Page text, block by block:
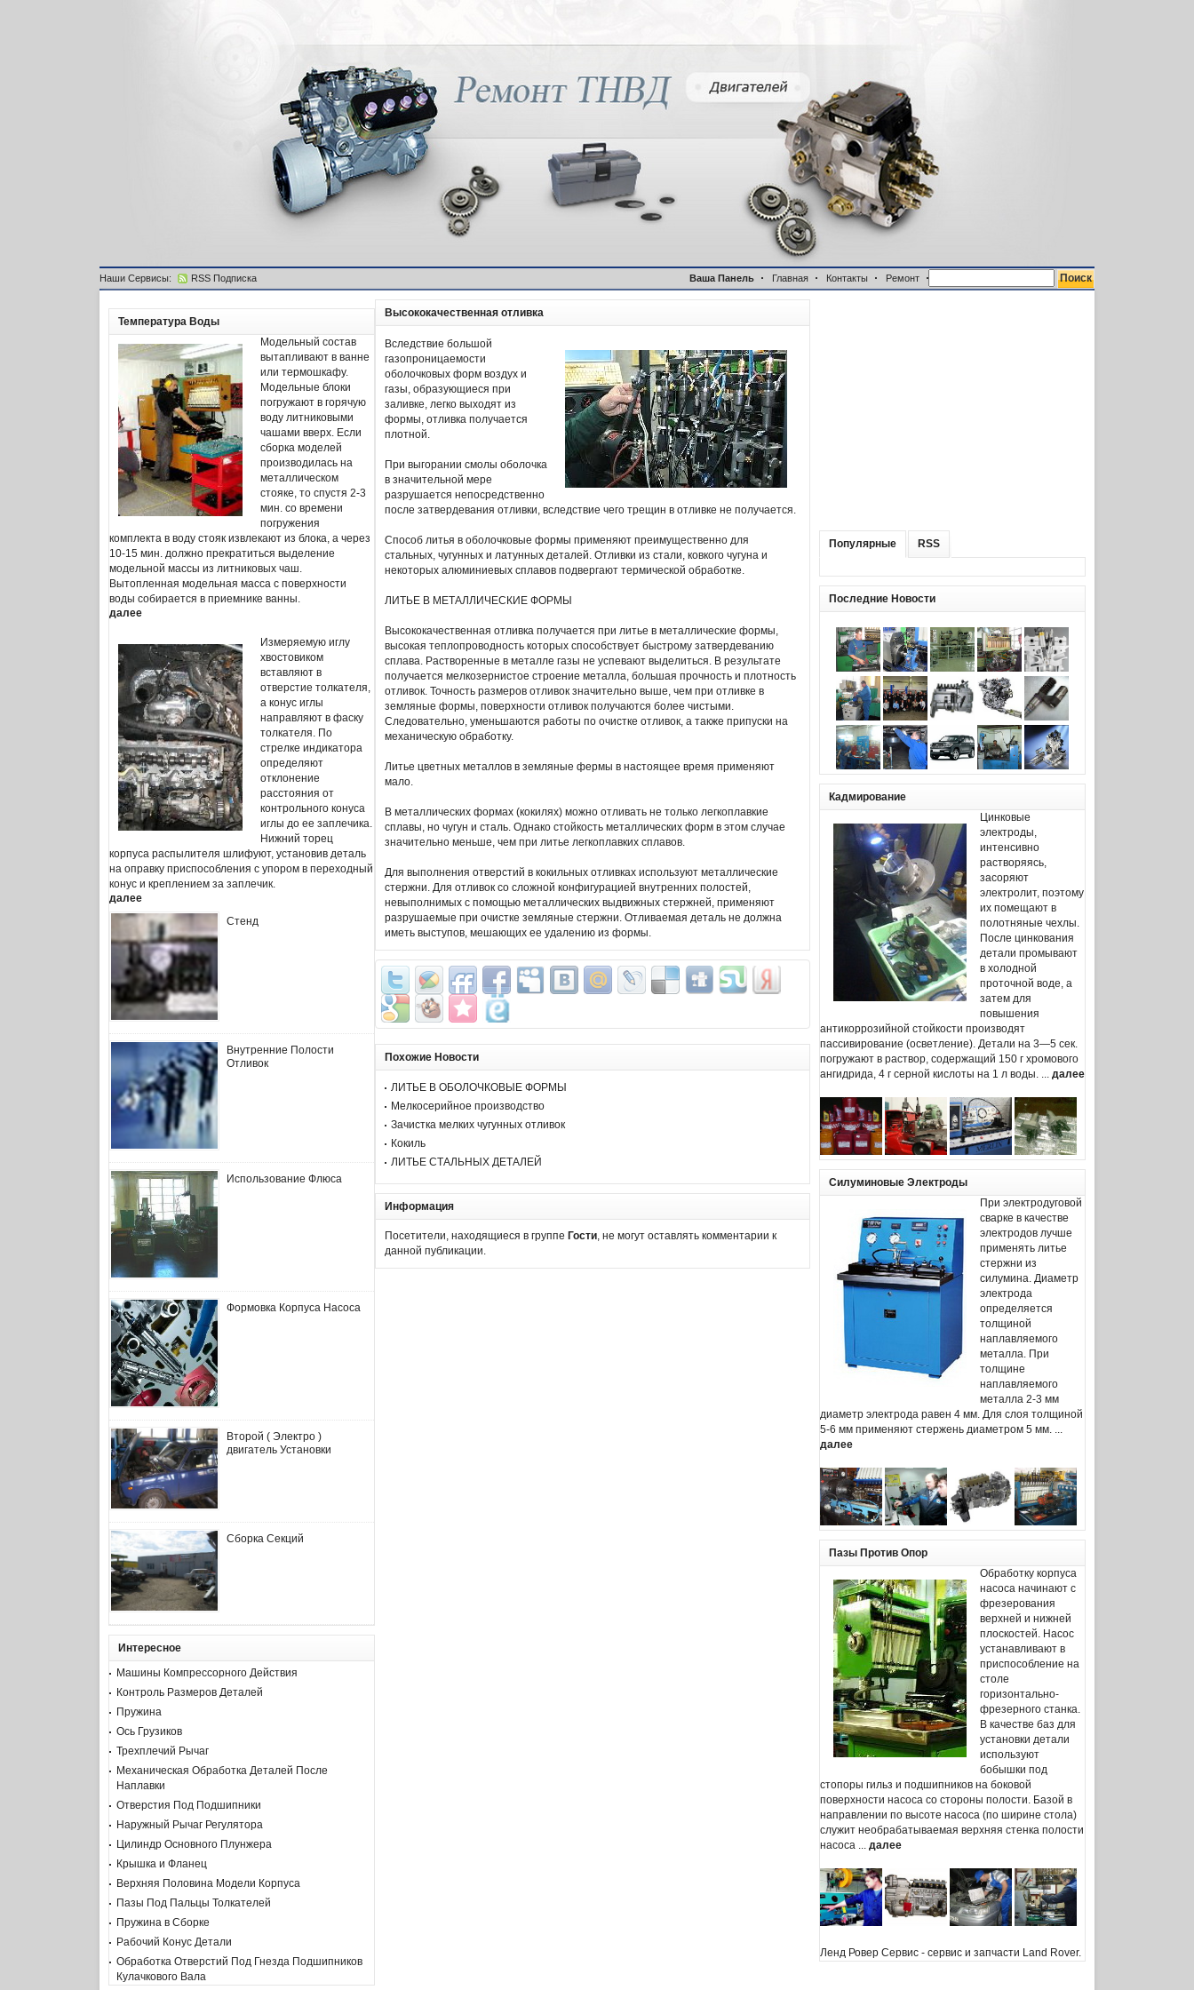
Наши Сервисы: RSS Подписка Ваша Панель Главная Контакты Ремонт
Температура Воды
Модельный состав
вытапливают в ванне
или термошкафу.
Модельные блоки
погружают в горячую
воду литниковыми
чашами вверх. Если
сборка моделей
производилась на
металлическом
стояке, то спустя 2-3
мин. со времени
погружения
комплекта в воду стояк извлекают из блока, а через
10-15 мин. должно прекратиться выделение
модельной массы из литниковых чаш.
Вытопленная модельная масса с поверхности
воды собирается в приемнике ванны.
далее
Измеряемую иглу
хвостовиком
вставляют в
отверстие толкателя,
а конус иглы
направляют в фаску
толкателя. По
стрелке индикатора
определяют
отклонение
расстояния от
контрольного конуса
иглы до ее заплечика.
Нижний торец
корпуса распылителя шлифуют, установив деталь
на оправку приспособления с упором в переходный
конус и креплением за заплечик.
далее
Стенд
Внутренние Полости
Отливок
Использование Флюса
Формовка Корпуса Насоса
Второй ( Электро )
двигатель Установки
Сборка Секций
Интересное
Машины Компрессорного Действия
Контроль Размеров Деталей
Пружина
Ось Грузиков
Трехплечий Рычаг
Механическая Обработка Деталей После
Наплавки
Отверстия Под Подшипники
Наружный Рычаг Регулятора
Цилиндр Основного Плунжера
Крышка и Фланец
Верхняя Половина Модели Корпуса
Пазы Под Пальцы Толкателей
Пружина в Сборке
Рабочий Конус Детали
Обработка Отверстий Под Гнезда Подшипников
Кулачкового Вала
Высококачественная отливка
Вследствие большой
газопроницаемости
оболочковых форм воздух и
газы, образующиеся при
заливке, легко выходят из
формы, отливка получается
плотной.
При выгорании смолы оболочка
в значительной мере
разрушается непосредственно
после затвердевания отливки, вследствие чего трещин в отливке не получается.
Способ литья в оболочковые формы применяют преимущественно для
стальных, чугунных и латунных деталей. Отливки из стали, ковкого чугуна и
некоторых алюминиевых сплавов подвергают термической обработке.
ЛИТЬЕ В МЕТАЛЛИЧЕСКИЕ ФОРМЫ
Высококачественная отливка получается при литье в металлические формы,
высокая теплопроводность которых способствует быстрому затвердеванию
сплава. Растворенные в металле газы не успевают выделиться. В результате
получается мелкозернистое строение металла, большая прочность и плотность
отливок. Точность размеров отливок значительно выше, чем при отливке в
земляные формы, поверхности отливок получаются более чистыми.
Следовательно, уменьшаются работы по очистке отливок, а также припуски на
механическую обработку.
Литье цветных металлов в земляные фермы в настоящее время применяют
мало.
В металлических формах (кокилях) можно отливать не только легкоплавкие
сплавы, но чугун и сталь. Однако стойкость металлических форм в этом случае
значительно меньше, чем при литье легкоплавких сплавов.
Для выполнения отверстий в кокильных отливках используют металлические
стержни. Для отливок со сложной конфигурацией внутренних полостей,
невыполнимых с помощью металлических выдвижных стержней, применяют
разрушаемые при очистке земляные стержни. Отливаемая деталь не должна
иметь выступов, мешающих ее удалению из формы.
Похожие Новости
ЛИТЬЕ В ОБОЛОЧКОВЫЕ ФОРМЫ
Мелкосерийное производство
Зачистка мелких чугунных отливок
Кокиль
ЛИТЬЕ СТАЛЬНЫХ ДЕТАЛЕЙ
Информация
Посетители, находящиеся в группе Гости , не могут оставлять комментарии к
данной публикации.
Популярные RSS
Последние Новости
Кадмирование
Цинковые
электроды,
интенсивно
растворяясь,
засоряют
электролит, поэтому
их помещают в
полотняные чехлы.
После цинкования
детали промывают
в холодной
проточной воде, а
затем для
повышения
антикоррозийной стойкости производят
пассивирование (осветление). Детали на 3—5 сек.
погружают в раствор, содержащий 150 г хромового
ангидрида, 4 г серной кислоты на 1 л воды. ... далее
Силуминовые Электроды
При электродуговой
сварке в качестве
электродов лучше
применять литье
стержни из
силумина. Диаметр
электрода
определяется
толщиной
наплавляемого
металла. При
толщине
наплавляемого
металла 2-3 мм
диаметр электрода равен 4 мм. Для слоя толщиной
5-6 мм применяют стержень диаметром 5 мм. ...
далее
Пазы Против Опор
Обработку корпуса
насоса начинают с
фрезерования
верхней и нижней
плоскостей. Насос
устанавливают в
приспособление на
столе
горизонтально-
фрезерного станка.
В качестве баз для
установки детали
используют
бобышки под
стопоры гильз и подшипников на боковой
поверхности насоса со стороны полости. Базой в
направлении по высоте насоса (по ширине стола)
служит необрабатываемая верхняя стенка полости
насоса ... далее
Ленд Ровер Сервис - сервис и запчасти Land Rover.